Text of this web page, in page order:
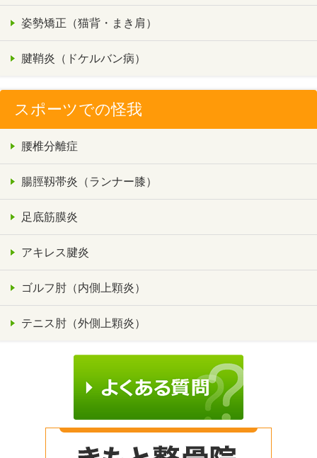
姿勢矯正（猫背・まき肩）
腱鞘炎（ドケルバン病）
スポーツでの怪我
腰椎分離症
腸脛靱帯炎（ランナー膝）
足底筋膜炎
アキレス腱炎
ゴルフ肘（内側上顆炎）
テニス肘（外側上顆炎）